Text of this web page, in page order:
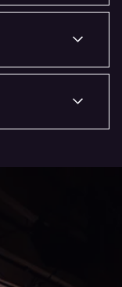
og
+45